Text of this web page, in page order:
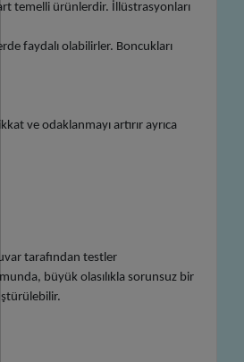
temelli ürünlerdir. İllüstrasyonları
faydalı olabilirler. Boncukları
ve odaklanmayı artırır ayrıca
tarafından testler
büyük olasılıkla sorunsuz bir